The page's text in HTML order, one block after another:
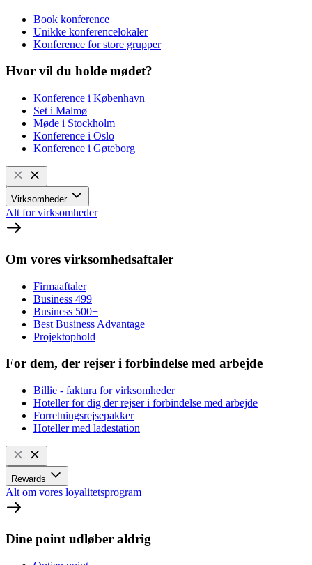
Book konference
Unikke konferencelokaler
Konference for store grupper
Hvor vil du holde mødet?
Konference i København
Set i Malmø
Møde i Stockholm
Konference i Oslo
Konference i Gøteborg
Virksomheder
Alt for virksomheder
Om vores virksomhedsaftaler
Firmaaftaler
Business 499
Business 500+
Best Business Advantage
Projektophold
For dem, der rejser i forbindelse med arbejde
Billie - faktura for virksomheder
Hoteller for dig der rejser i forbindelse med arbejde
Forretningsrejsepakker
Hoteller med ladestation
Rewards
Alt om vores loyalitetsprogram
Dine point udløber aldrig